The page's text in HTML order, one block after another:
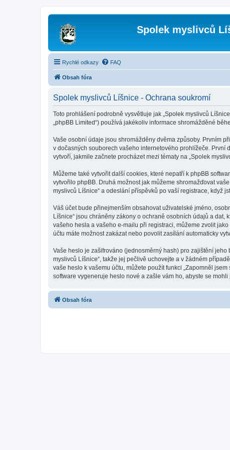
Spolek myslivců
Rychlé odkazy FAQ
Obsah fóra
Spolek myslivců Líšnice - Ochrana soukromí
Toto prohlášení podrobně vysvětluje jak „Spolek myslivců
„phpBB Limited“) používá jakékoliv informace shromážděné
Vaše osobní údaje jsou shromážděny dvěma způsoby. Prvním
v dočasných souborech vašeho internetového prohlížeče. První
vytvoří, jakmile začnete procházet mezi tématy na „Spolek
Můžeme také vytvořit další cookies, které nepatří k phpBB
vytvořilo phpBB. Druhá možnost jak můžeme shromažďovat
myslivců Líšnice“ a odeslání příspěvků po vaší registrace, když
Váš účet bude přinejmenším obsahovat uživatelské jméno,
Líšnice“ jsou chráněny zákony o ochraně osobních údajů a
vašeho hesla a vašeho e-mailu při registraci, můžeme zvolit
účtu máte možnost zakázat nebo povolit zasílání automaticky
Vaše heslo je zašifrováno (jednosměrný hash) pro zajištění
myslivců Líšnice“, takže jej pečlivě uchovejte a v žádném
vaše heslo k vašemu účtu, můžete použít funkci „Zapomněl
software vygeneruje heslo nové a zašle vám ho, abyste se
Obsah fóra